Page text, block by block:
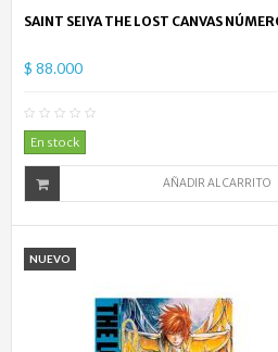
SAINT SEIYA THE LOST CANVAS
$ 88.000
En stock
AÑADIR AL CARRITO
NUEVO